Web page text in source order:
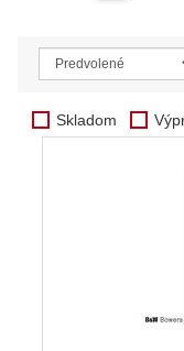
Skladom